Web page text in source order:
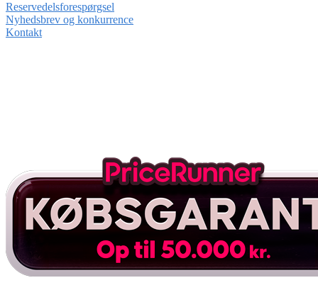
Reservedelsforespørgsel
Nyhedsbrev og konkurrence
Kontakt